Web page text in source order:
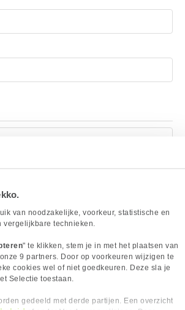
van noodzakelijke, voorkeur, statistische en
vergelijkbare technieken.
" te klikken, stem je in met het plaatsen van
9 partners. Door op voorkeuren wijzigen te
cookies wel of niet goedkeuren. Deze sla je
Selectie toestaan.
gedeeld met derde partijen. Een overzicht
aan factuuradres
adres
afhaalpunt
Shop te Breda